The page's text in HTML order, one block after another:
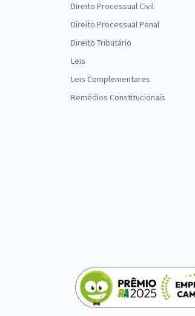
Direito Processual Civil
Direito Processual Penal
Direito Tributário
Leis
Leis Complementares
Remédios Constitucionais